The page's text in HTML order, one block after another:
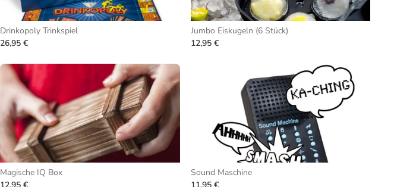
Drinkopoly Trinkspiel
26,95 €
Jumbo Eiskugeln (6 Stück)
12,95 €
Magische IQ Box
Sound Maschine